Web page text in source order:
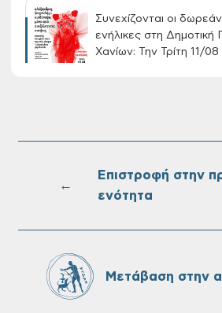
Συνεχίζονται οι
ενήλικες στη Δημοτική
Χανίων: Την Τρίτη 11/08
Τακτική συνεδρίαση
←
Επιστροφή στην
ενότητα
Μετάβαση στην